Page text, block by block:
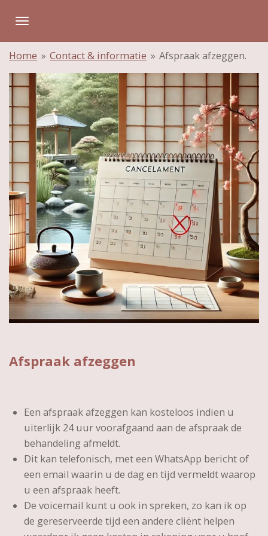
direct
naar
de
hoofdinhoud
Home » Contact & informatie » Afspraak afzeggen.
Afspraak afzeggen
Een afspraak afzeggen kan kosteloos indien u
uiterlijk 24 uur voorafgaand aan de afspraak de
behandeling afmeldt.
Dit kan telefonisch, met een WhatsApp bericht of
een email waarin u de dag en tijd vermeldt waarop
u een afspraak heeft.
De voicemail kunt u ook in spreken, zo kan ik op
de gereserveerde tijd een andere cliënt helpen